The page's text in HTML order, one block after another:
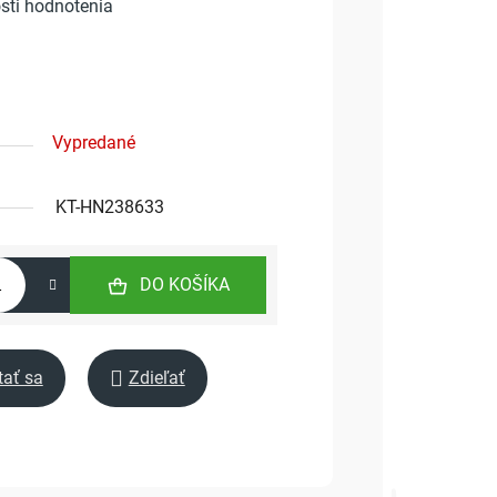
hodnotenia
Vypredané
KT-HN238633
DO KOŠÍKA
sa Zdieľať